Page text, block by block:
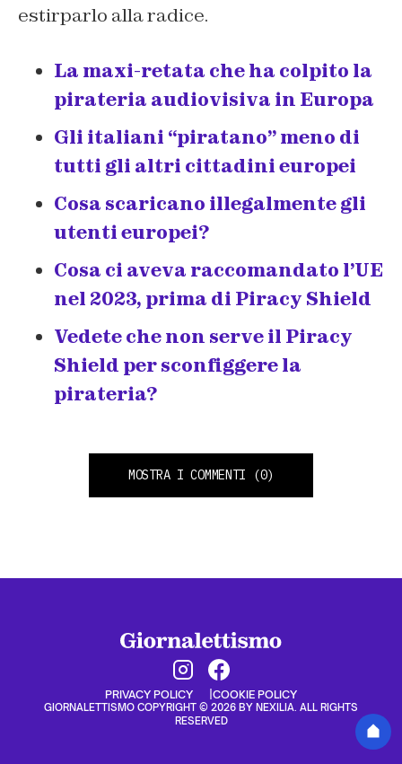
estirparlo alla radice.
La maxi-retata che ha colpito la
pirateria audiovisiva in Europa
Gli italiani “piratano” meno di
tutti gli altri cittadini europei
Cosa scaricano illegalmente gli
utenti europei?
Cosa ci aveva raccomandato l’UE
nel 2023, prima di Piracy Shield
Vedete che non serve il Piracy
Shield per sconfiggere la
pirateria?
MOSTRA I COMMENTI (0)
PRIVACY POLICY COOKIE POLICY
GIORNALETTISMO COPYRIGHT © 2026 BY NEXILIA. ALL RIGHTS
RESERVED